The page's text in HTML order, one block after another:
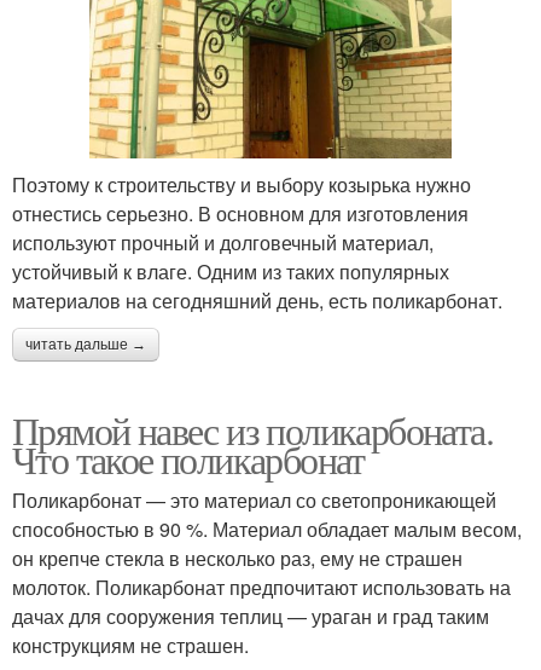
Поэтому к строительству и выбору козырька нужно
отнестись серьезно. В основном для изготовления
используют прочный и долговечный материал,
устойчивый к влаге. Одним из таких популярных
материалов на сегодняшний день, есть поликарбонат.
читать дальше →
Прямой навес из поликарбоната.
Что такое поликарбонат
Поликарбонат — это материал со светопроникающей
способностью в 90 %. Материал обладает малым весом,
он крепче стекла в несколько раз, ему не страшен
молоток. Поликарбонат предпочитают использовать на
дачах для сооружения теплиц — ураган и град таким
конструкциям не страшен.